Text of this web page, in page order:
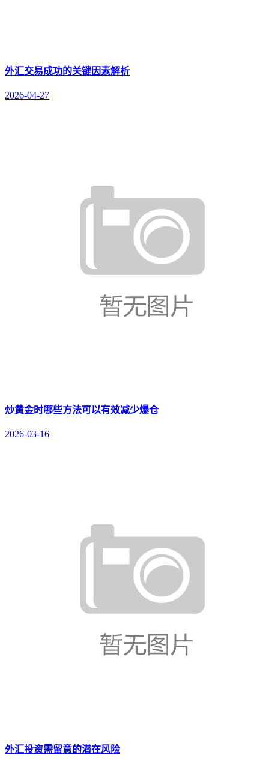
外汇交易成功的关键因素解析
2026-04-27
炒黄金时哪些方法可以有效减少爆仓
2026-03-16
外汇投资需留意的潜在风险